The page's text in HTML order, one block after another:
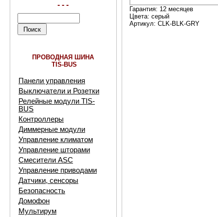
- - -
ПРОВОДНАЯ ШИНА
TIS-BUS
Панели управления
Выключатели и Розетки
Релейные модули TIS-
BUS
Контроллеры
Диммерные модули
Управление климатом
Управление шторами
Смесители ASC
Управление приводами
Датчики, сенсоры
Безопасность
Домофон
Мультирум
Гарантия: 12 месяцев
Цвета: серый
Артикул: CLK-BLK-GRY